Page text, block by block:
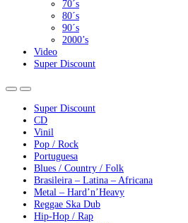
70´s
80´s
90´s
2000’s
Video
Super Discount
Super Discount
CD
Vinil
Pop / Rock
Portuguesa
Blues / Country / Folk
Brasileira – Latina – Africana
Metal – Hard’n’Heavy
Reggae Ska Dub
Hip-Hop / Rap